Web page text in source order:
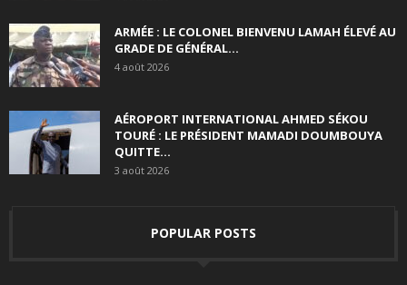
ARMÉE : LE COLONEL BIENVENU LAMAH ÉLEVÉ AU
GRADE DE GÉNÉRAL...
4 août 2026
AÉROPORT INTERNATIONAL AHMED SÉKOU
TOURÉ : LE PRÉSIDENT MAMADI DOUMBOUYA
QUITTE...
3 août 2026
POPULAR POSTS